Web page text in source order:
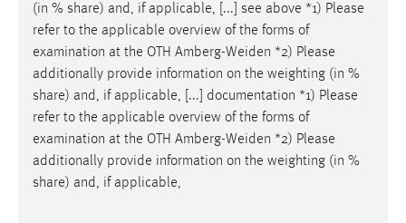
(in % share) and, if applicable, [...] see above *1) Please
refer to the applicable overview of the forms of
examination at the OTH Amberg-Weiden *2) Please
additionally provide information on the weighting (in %
share) and, if applicable, [...] documentation *1) Please
refer to the applicable overview of the forms of
examination at the OTH Amberg-Weiden *2) Please
additionally provide information on the weighting (in %
share) and, if applicable,